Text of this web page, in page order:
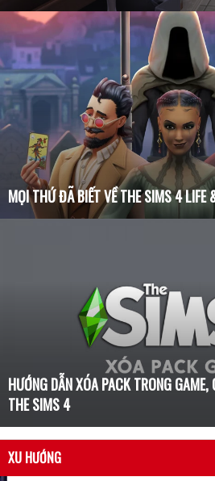
MỌI THỨ ĐÃ BIẾT VỀ THE SIMS 4 LIFE
HƯỚNG DẪN XÓA PACK TRONG
THE SIMS 4
XU HƯỚNG